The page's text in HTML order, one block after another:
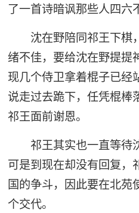
了一首诗暗讽那些人四六
沈在野陪同祁王下棋
绪不佳，要给沈在野提提
现几个侍卫拿着棍子已经
说走过去跪下，任凭棍棒
祁王面前谢恩。
祁王其实也一直等待
可是到现在却没有回复，
国的争斗，因此要在北苑
个交代。